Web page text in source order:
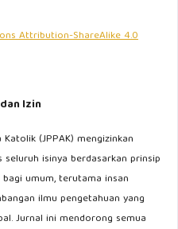
Attribution-ShareAlike 4.0
Izin
(JPPAK) mengizinkan
isinya berdasarkan prinsip
umum, terutama insan
ilmu pengetahuan yang
Jurnal ini mendorong semua